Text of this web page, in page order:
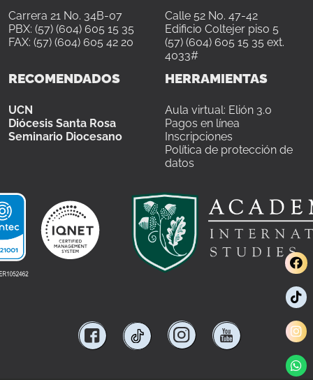
Carrera 21 No. 34B-07
PBX: (57) (604) 605 15 35
FAX: (57) (604) 605 42 20
Calle 52 No. 47-42
Edificio Coltejer piso 5
(57) (604) 605 15 35 ext.
4033#
RECOMENDADOS
UCN
Diócesis Santa Rosa
Seminario Diocesano
HERRAMIENTAS
Aula virtual: Elión 3.0
Pagos en línea
Inscripciones
Política de protección de
datos